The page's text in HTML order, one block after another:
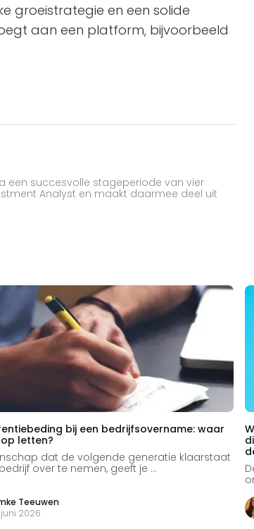
groeistrategie en een solide
aan een platform, bijvoorbeeld
een succesvolle stageperiode van vier
Analyst en maakt daarmee deel uit
bij een bedrijfsovername: waar
letten?
dat de volgende generatie klaarstaat
over te nemen, geeft je ...
Teeuwen
2026